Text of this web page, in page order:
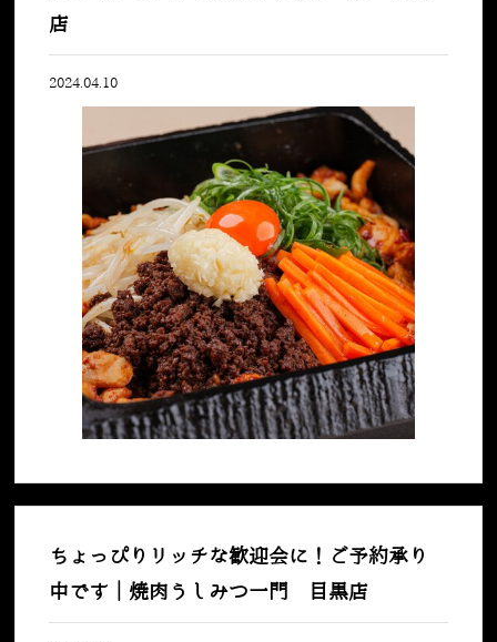
店
2024.04.10
ちょっぴりリッチな歓迎会に！ご予約承り
中です｜焼肉うしみつ一門 目黒店